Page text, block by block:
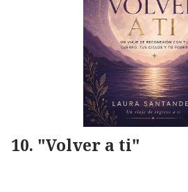
"Volver a ti"